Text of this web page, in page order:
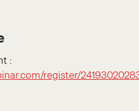
:
register/